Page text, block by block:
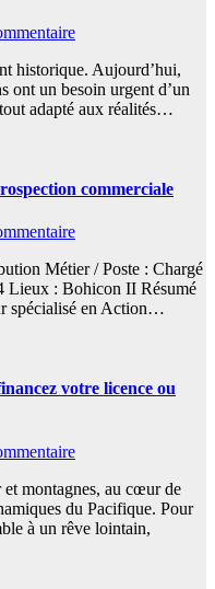
historique. Aujourd’hui,
ont un besoin urgent d’un
adapté aux réalités…
commerciale
Métier / Poste : Chargé
Lieux : Bohicon II Résumé
spécialisé en Action…
votre licence ou
montagnes, au cœur de
du Pacifique. Pour
à un rêve lointain,